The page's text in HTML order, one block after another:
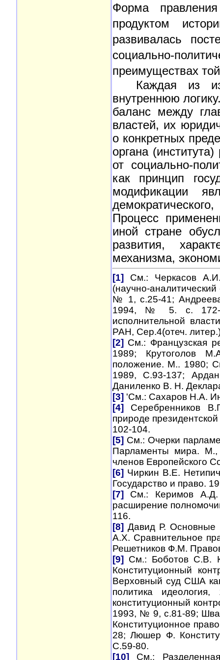
Форма
продуктом
развивалась
социально-
преимуществах
Каждая из
внутреннюю
баланс между
властей, их
о конкретных
органа
от социально-
как принцип
модификации
Процесс
иной стране
развития,
механизма,
[1]См.: Черкасов А.И.
(научно-
№ 1, с.25-41;
1994, № 5. с. 172-
исполнительной
РАН, Сер.4(отеч.
[2]См.: Французская
1989; Крутоголов
положение. М.. 1980;
1989, С.93-137;
Даниленко В. Н.
[3]'См.: Сахаров Н.А.
[4]Серебренников
природе президентской
102-104.
[5]См.: Очерки
Парламенты мира. М.,
членов Европейского
[6]Чиркин В.Е.
Государство и право.
[7]См.: Керимов А.Д.
расширение
116.
[8]Давид Р. Основные
А.Х. Сравнительное
Решетников Ф.М.
[9]См.: Боботов С.В.
Конституционный
Верховный суд США
политика
конституционный
1993, № 9, с.81-89;
Конституционное
28; Люшер Ф.
С.59-80.
[10]См.: Разделенная